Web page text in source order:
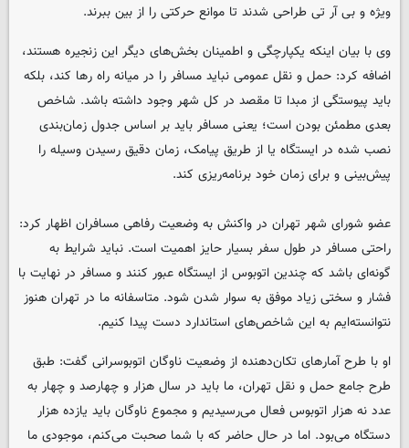
ویژه و بی آر تی طراحی شدند تا موانع حرکتی را از بین ببرند.
وی با بیان اینکه یکپارچگی و اطمینان بخش‌های دیگر این زنجیره هستند،
اضافه کرد: حمل و نقل عمومی نباید مسافر را در میانه راه رها کند، بلکه
باید پیوستگی از مبدا تا مقصد در کل شهر وجود داشته باشد. شاخص
بعدی مطمئن بودن است؛ یعنی مسافر باید بر اساس جدول زمان‌بندی
نصب شده در ایستگاه یا از طریق پیامک، زمان دقیق رسیدن وسیله را
پیش‌بینی و برای زمان خود برنامه‌ریزی کند.
عضو شورای شهر تهران در واکنش به وضعیت رفاهی مسافران اظهار کرد:
راحتی مسافر در طول سفر بسیار حایز اهمیت است. نباید شرایط به
گونه‌ای باشد که چندین اتوبوس از ایستگاه عبور کنند و مسافر در نهایت با
فشار و سختی زیاد موفق به سوار شدن شود. متاسفانه ما در تهران هنوز
نتوانسته‌ایم به این شاخص‌های استاندارد دست پیدا کنیم.
او با طرح آمارهای تکان‌دهنده از وضعیت ناوگان اتوبوسرانی گفت: طبق
طرح جامع حمل و نقل تهران، ما باید در سال هزار و چهارصد و چهار به
عدد نه هزار اتوبوس فعال می‌رسیدیم و مجموع ناوگان باید یازده هزار
دستگاه می‌بود. اما در حال حاضر که با شما صحبت می‌کنم، موجودی ما